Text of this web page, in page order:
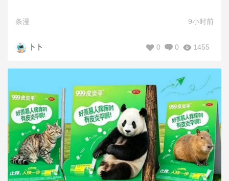
条漫 9小时前
卜卜 1455
0
0